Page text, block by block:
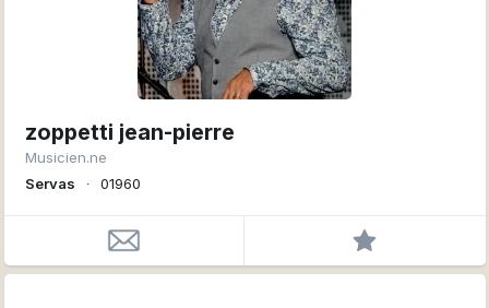
zoppetti jean-pierre
Musicien.ne
Servas
∙ 01960